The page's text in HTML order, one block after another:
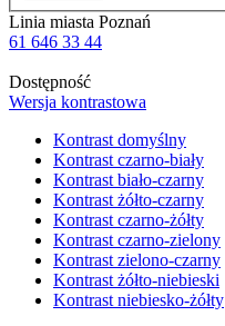
Linia miasta Poznań
61 646 33 44
Dostępność
Wersja kontrastowa
Kontrast domyślny
Kontrast czarno-biały
Kontrast biało-czarny
Kontrast żółto-czarny
Kontrast czarno-żółty
Kontrast czarno-zielony
Kontrast zielono-czarny
Kontrast żółto-niebieski
Kontrast niebiesko-żółty